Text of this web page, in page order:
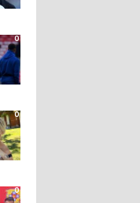
0
0
0